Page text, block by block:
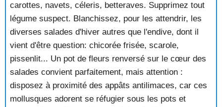
carottes, navets, céleris, betteraves. Supprimez tout
légume suspect. Blanchissez, pour les attendrir, les
diverses salades d'hiver autres que l'endive, dont il
vient d'être question: chicorée frisée, scarole,
pissenlit... Un pot de fleurs renversé sur le cœur des
salades convient parfaitement, mais attention :
disposez à proximité des appâts antilimaces, car ces
mollusques adorent se réfugier sous les pots et